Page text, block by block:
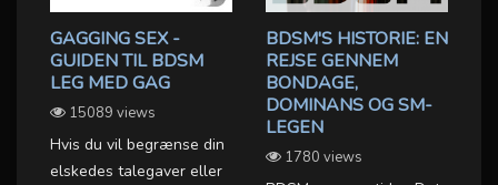
GAGGING SEX -
GUIDEN TIL BDSM
LEG MED GAG
15089 views
Hvis du vil begrænse din
elskedes talegaver eller
BDSM'S HISTORIE: EN
REJSE GENNEM
BONDAGE,
DOMINANS OG SM-
LEGEN
1780 views